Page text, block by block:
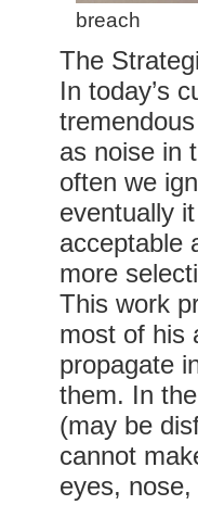
breach
The
In today’s
as noise in
often we
eventually
acceptable
more
This work
most of his
propagate
them. In
(may be
cannot
eyes,